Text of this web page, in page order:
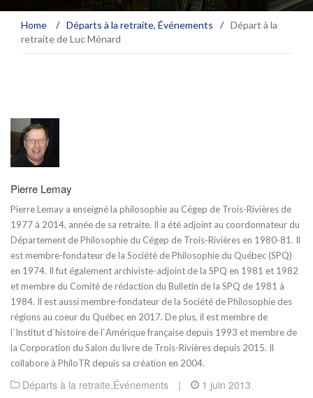
Home / Départs à la retraite, Événements / Départ à la
retraite de Luc Ménard
Pierre Lemay
Pierre Lemay a enseigné la philosophie au Cégep de Trois-Rivières de
1977 à 2014, année de sa retraite. Il a été adjoint au coordonnateur du
Département de Philosophie du Cégep de Trois-Rivières en 1980-81. Il
est membre-fondateur de la Société de Philosophie du Québec (SPQ)
en 1974. Il fut également archiviste-adjoint de la SPQ en 1981 et 1982
et membre du Comité de rédaction du Bulletin de la SPQ de 1981 à
1984. Il est aussi membre-fondateur de la Société de Philosophie des
régions au coeur du Québec en 2017. De plus, il est membre de
l`Institut d`histoire de l`Amérique française depuis 1993 et membre de
la Corporation du Salon du livre de Trois-Rivières depuis 2015. Il
collabore à PhiloTR depuis sa création en 2004.
Départs à la retraite,Événements | 1 juin 2013